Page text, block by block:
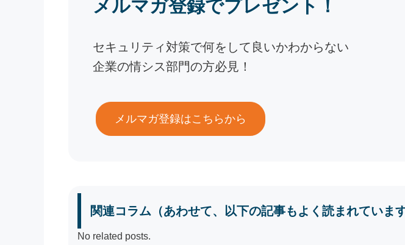
メルマガ登録でプレゼント！
セキュリティ対策で何をして良いかわからない
企業の情シス部門の方必見！
メルマガ登録はこちらから
関連コラム（あわせて、以下の記事もよく読まれています
No related posts.